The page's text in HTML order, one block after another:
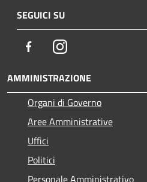
SEGUICI SU
FacebookInstagram
AMMINISTRAZIONE
Organi di Governo
Aree Amministrative
Uffici
Politici
Personale Amministrativo